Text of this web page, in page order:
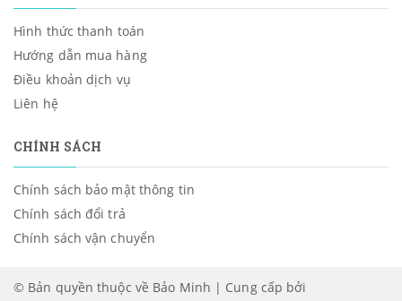
Hình thức thanh toán
Hướng dẫn mua hàng
Điều khoản dịch vụ
Liên hệ
CHÍNH SÁCH
Chính sách bảo mật thông tin
Chính sách đổi trả
Chính sách vận chuyển
© Bản quyền thuộc về Bảo Minh | Cung cấp bởi